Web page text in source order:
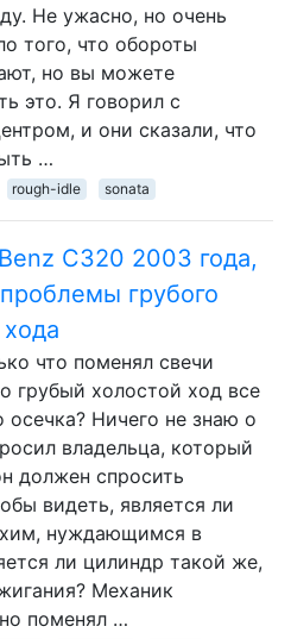
Не ужасно, но очень
того, что обороты
но вы можете
это. Я говорил с
и они сказали, что
…
rough-idle sonata
C320 2003 года,
грубого
что поменял свечи
грубый холостой ход все
Ничего не знаю о
владельца, который
должен спросить
видеть, является ли
нуждающимся в
ли цилиндр такой же,
Механик
поменял …